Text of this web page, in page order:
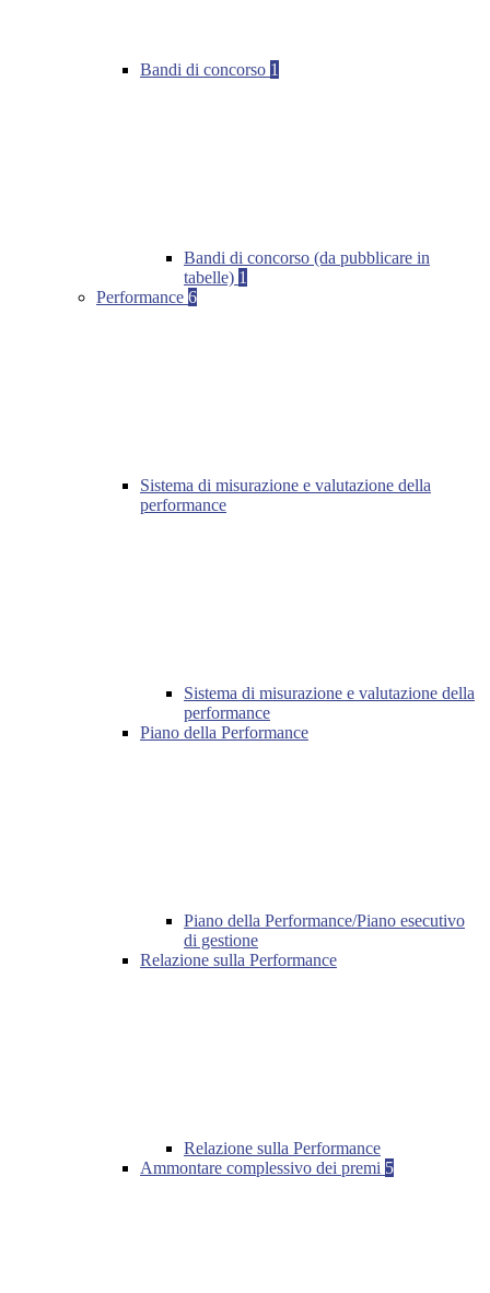
Bandi di concorso 1
Bandi di concorso (da pubblicare in
tabelle) 1
Performance 6
Sistema di misurazione e valutazione della
performance
Sistema di misurazione e valutazione della
performance
Piano della Performance
Piano della Performance/Piano esecutivo
di gestione
Relazione sulla Performance
Relazione sulla Performance
Ammontare complessivo dei premi 5